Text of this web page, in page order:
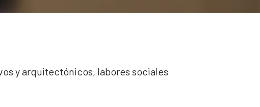
y arquitectónicos, labores sociales